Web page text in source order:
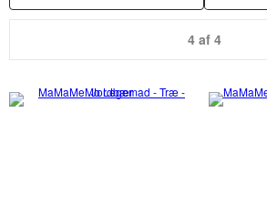
4 af 4